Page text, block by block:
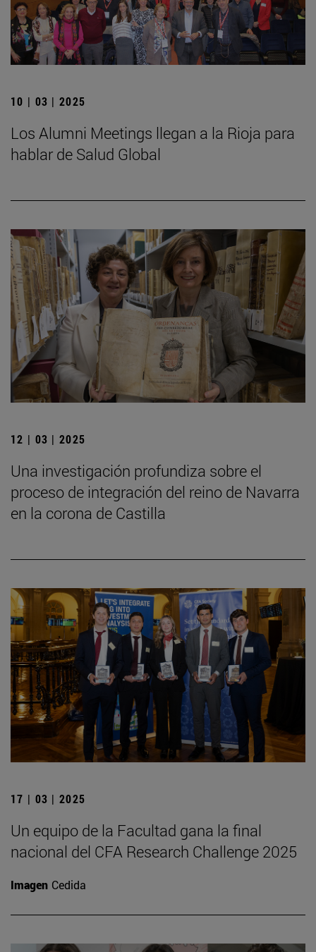
10 | 03 | 2025
Los Alumni Meetings llegan a la Rioja para
hablar de Salud Global
12 | 03 | 2025
Una investigación profundiza sobre el
proceso de integración del reino de Navarra
en la corona de Castilla
17 | 03 | 2025
Un equipo de la Facultad gana la final
nacional del CFA Research Challenge 2025
Imagen Cedida